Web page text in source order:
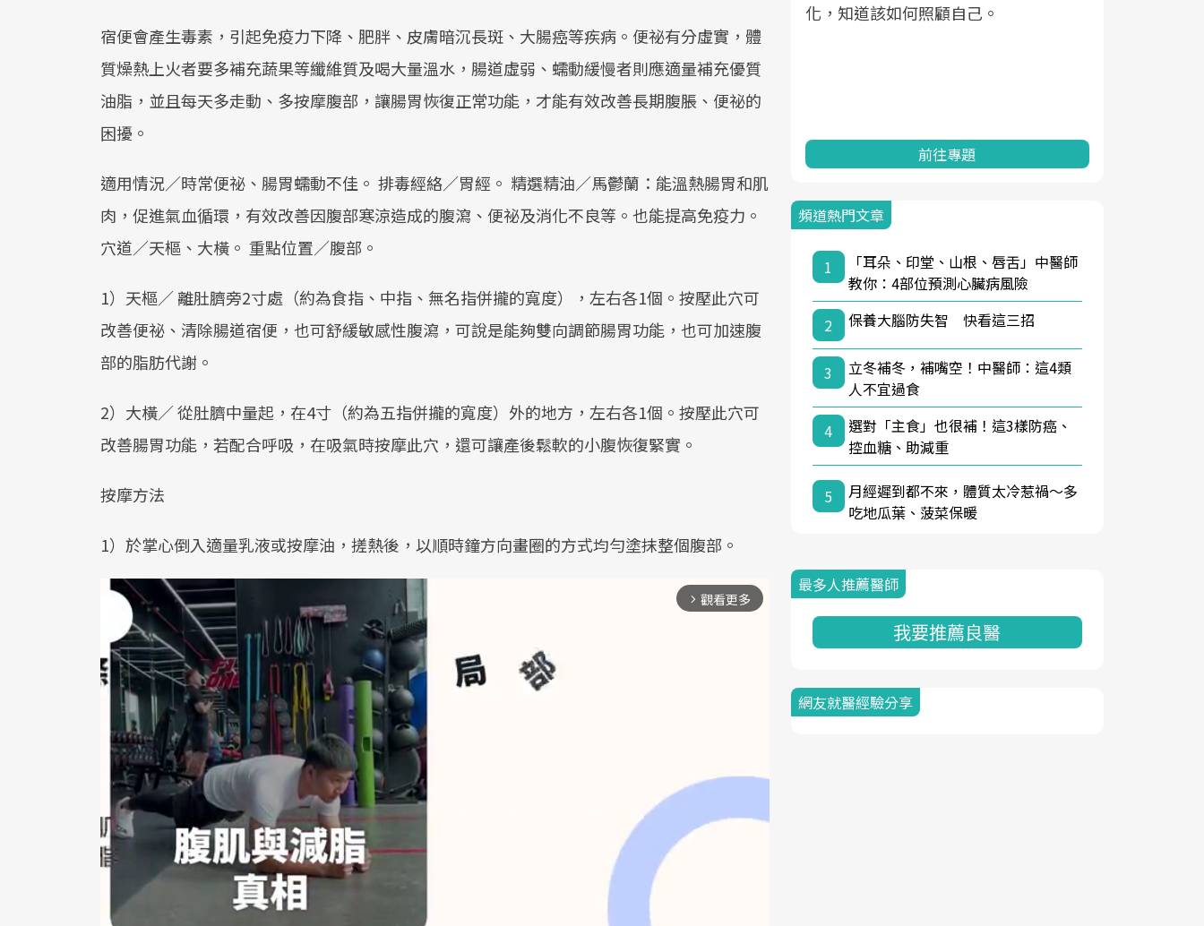
宿便會產生毒素，引起免疫力下降、肥胖、皮膚暗沉長斑、大腸癌等疾病。便祕有分虛實，體
質燥熱上火者要多補充蔬果等纖維質及喝大量溫水，腸道虛弱、蠕動緩慢者則應適量補充優質
油脂，並且每天多走動、多按摩腹部，讓腸胃恢復正常功能，才能有效改善長期腹脹、便祕的
困擾。
適用情況／時常便祕、腸胃蠕動不佳。 排毒經絡／胃經。 精選精油／馬鬱蘭：能溫熱腸胃和肌
肉，促進氣血循環，有效改善因腹部寒涼造成的腹瀉、便祕及消化不良等。也能提高免疫力。
穴道／天樞、大橫。 重點位置／腹部。
1）天樞／ 離肚臍旁2寸處（約為食指、中指、無名指併攏的寬度），左右各1個。按壓此穴可
改善便祕、清除腸道宿便，也可舒緩敏感性腹瀉，可說是能夠雙向調節腸胃功能，也可加速腹
部的脂肪代謝。
2）大橫／ 從肚臍中量起，在4寸（約為五指併攏的寬度）外的地方，左右各1個。按壓此穴可
改善腸胃功能，若配合呼吸，在吸氣時按摩此穴，還可讓產後鬆軟的小腹恢復緊實。
按摩方法
1）於掌心倒入適量乳液或按摩油，搓熱後，以順時鐘方向畫圈的方式均勻塗抹整個腹部。
arrow_forward_ios 觀看更多
照3.0」的推進，「預防醫學」已成全民
關注的核心議題。然而，健檢不只是醫
療院所的服務，更是民眾了解自身健康
狀況、啟動健康管理的重要起點。
改善行動。
化，知道該如何照顧自己。
前往專題
頻道熱門文章
1
「耳朵、印堂、山根、唇舌」中醫師
教你：4部位預測心臟病風險
2
保養大腦防失智 快看這三招
3
立冬補冬，補嘴空！中醫師：這4類
人不宜過食
4
選對「主食」也很補！這3樣防癌、
控血糖、助減重
5
月經遲到都不來，體質太冷惹禍〜多
吃地瓜葉、菠菜保暖
最多人推薦醫師
我要推薦良醫
網友就醫經驗分享